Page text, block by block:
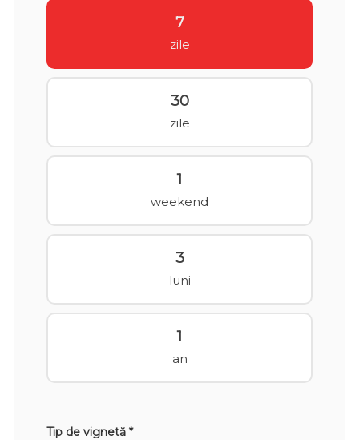
7
zile
30
zile
1
weekend
3
luni
1
an
Tip de vignetă *